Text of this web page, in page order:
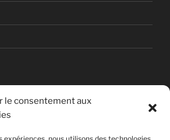
le consentement aux
PETITEVILLE